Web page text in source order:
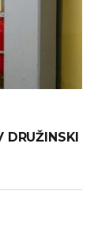
DRUŽINSKI